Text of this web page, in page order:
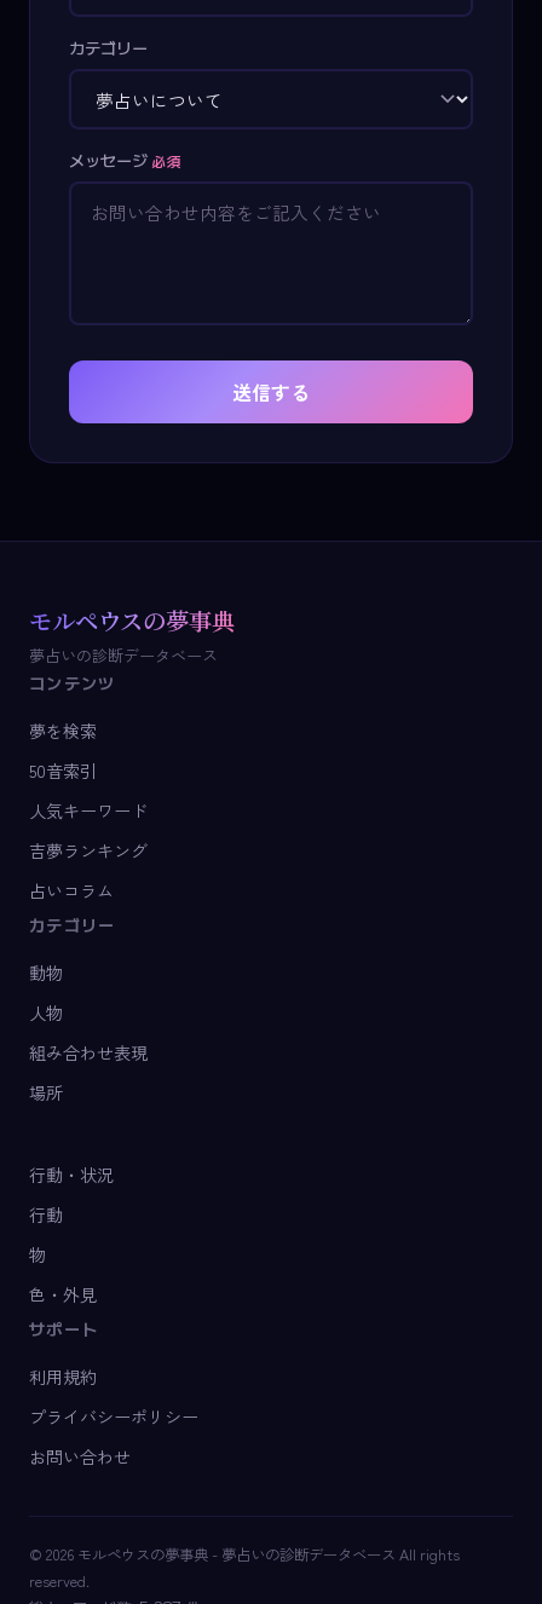
カテゴリー
メッセージ 必須
送信する
モルペウスの夢事典
夢占いの診断データベース
コンテンツ
夢を検索
50音索引
人気キーワード
吉夢ランキング
占いコラム
カテゴリー
動物
人物
組み合わせ表現
場所
行動・状況
行動
物
色・外見
サポート
利用規約
プライバシーポリシー
お問い合わせ
© 2026 モルペウスの夢事典 - 夢占いの診断データベース All rights
reserved.